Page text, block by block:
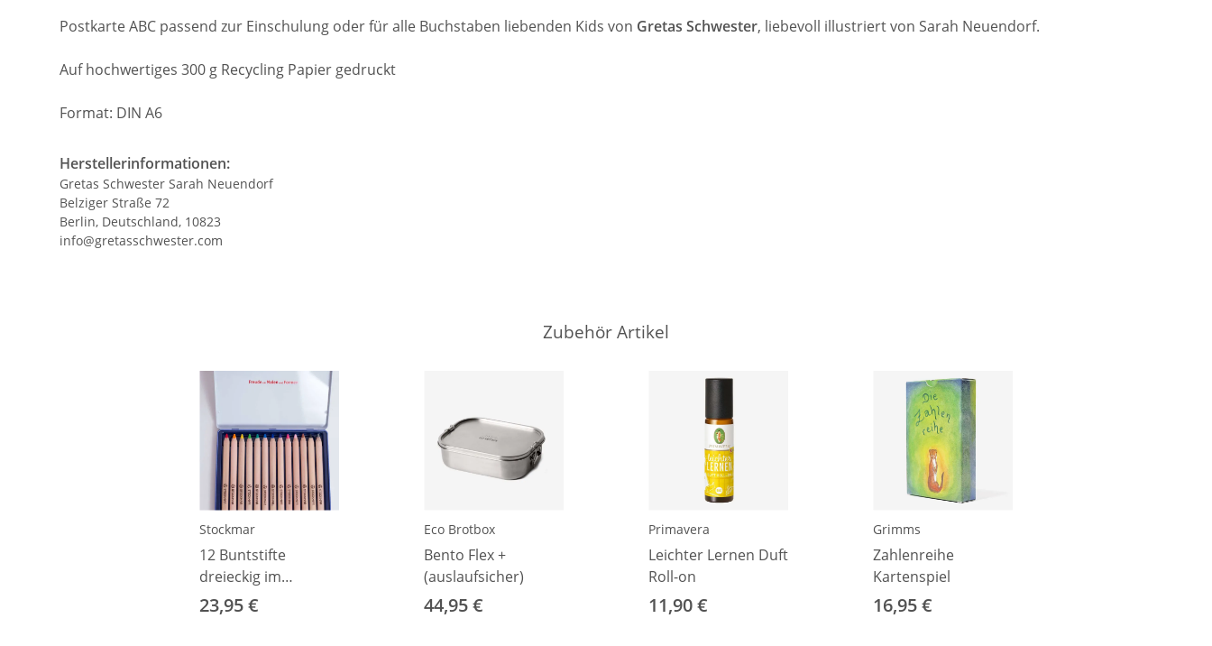
Postkarte ABC passend zur Einschulung oder für alle Buchstaben liebenden Kids von Gretas Schwester, liebevoll illustriert von Sarah Neuendorf.
Auf hochwertiges 300 g Recycling Papier gedruckt
Format: DIN A6
Herstellerinformationen:
Gretas Schwester Sarah Neuendorf
Belziger Straße 72
Berlin, Deutschland, 10823
info@gretasschwester.com
Zubehör Artikel
Stockmar
12 Buntstifte
dreieckig im
Blechetui
23,95 €
Eco Brotbox
Bento Flex +
(auslaufsicher)
44,95 €
Primavera
Leichter Lernen Duft
Roll-on
11,90 €
Grimms
Zahlenreihe
Kartenspiel
16,95 €